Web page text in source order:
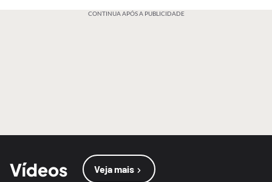
CONTINUA APÓS A PUBLICIDADE
Vídeos Veja mais